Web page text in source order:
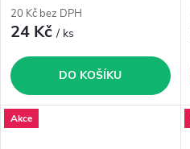
20 Kč bez DPH
24 Kč/ ks
DO KOŠÍKU
Akce